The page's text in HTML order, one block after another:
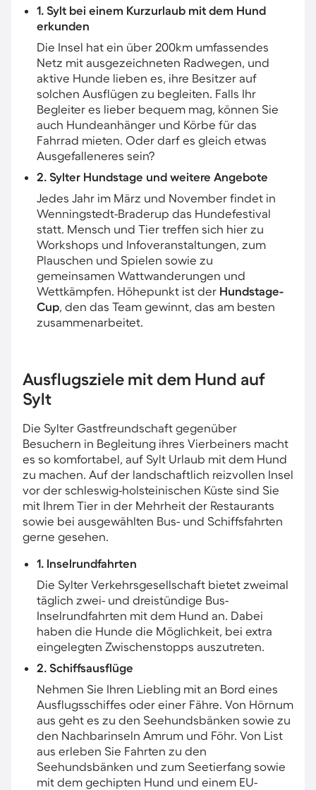
1. Sylt bei einem Kurzurlaub mit dem Hund
erkunden
Die Insel hat ein über 200km umfassendes
Netz mit ausgezeichneten Radwegen, und
aktive Hunde lieben es, ihre Besitzer auf
solchen Ausflügen zu begleiten. Falls Ihr
Begleiter es lieber bequem mag, können Sie
auch Hundeanhänger und Körbe für das
Fahrrad mieten. Oder darf es gleich etwas
Ausgefalleneres sein?
2. Sylter Hundstage und weitere Angebote
Jedes Jahr im März und November findet in
Wenningstedt-Braderup das Hundefestival
statt. Mensch und Tier treffen sich hier zu
Workshops und Infoveranstaltungen, zum
Plauschen und Spielen sowie zu
gemeinsamen Wattwanderungen und
Wettkämpfen. Höhepunkt ist der Hundstage-
Cup, den das Team gewinnt, das am besten
zusammenarbeitet.
Ausflugsziele mit dem Hund auf
Sylt
Die Sylter Gastfreundschaft gegenüber
Besuchern in Begleitung ihres Vierbeiners macht
es so komfortabel, auf Sylt Urlaub mit dem Hund
zu machen. Auf der landschaftlich reizvollen Insel
vor der schleswig-holsteinischen Küste sind Sie
mit Ihrem Tier in der Mehrheit der Restaurants
sowie bei ausgewählten Bus- und Schiffsfahrten
gerne gesehen.
1. Inselrundfahrten
Die Sylter Verkehrsgesellschaft bietet zweimal
täglich zwei- und dreistündige Bus-
Inselrundfahrten mit dem Hund an. Dabei
haben die Hunde die Möglichkeit, bei extra
eingelegten Zwischenstopps auszutreten.
2. Schiffsausflüge
Nehmen Sie Ihren Liebling mit an Bord eines
Ausflugsschiffes oder einer Fähre. Von Hörnum
aus geht es zu den Seehundsbänken sowie zu
den Nachbarinseln Amrum und Föhr. Von List
aus erleben Sie Fahrten zu den
Seehundsbänken und zum Seetierfang sowie
mit dem gechipten Hund und einem EU-